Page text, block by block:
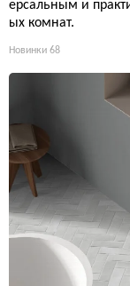
ерсальным и
ых комнат.
Новинки 68